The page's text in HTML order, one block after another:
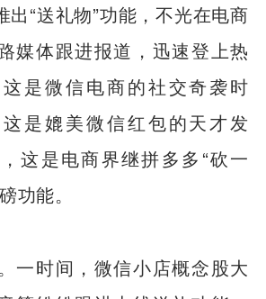
出“送礼物”功能，不光在电商
媒体跟进报道，迅速登上热
是微信电商的社交奇袭时
是媲美微信红包的天才发
这是电商界继拼多多“砍一
功能。
一时间，微信小店概念股大